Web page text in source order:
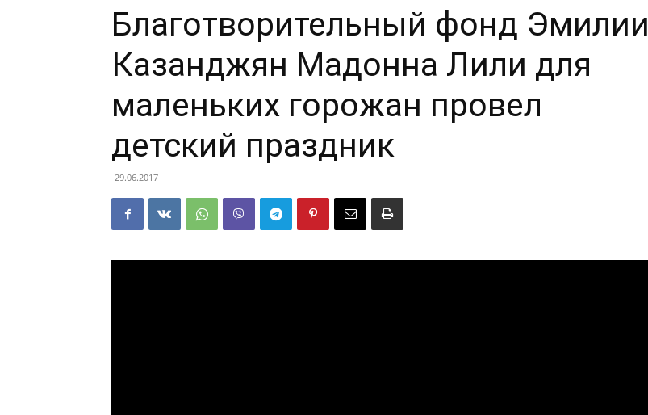
Гагрского
Благотворительный фонд Эмилии
Казанджян Мадонна Лили для
маленьких горожан провел
детский праздник
29.06.2017